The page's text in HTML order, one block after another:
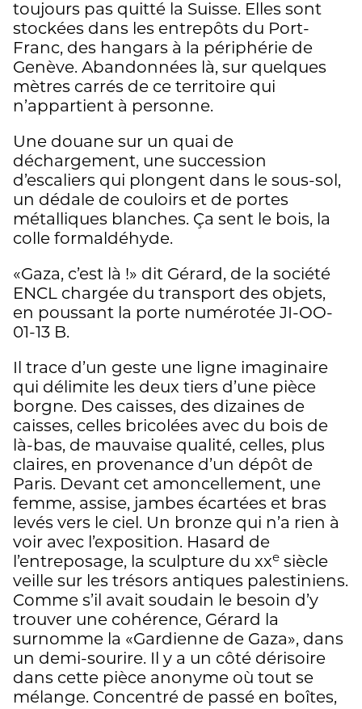
toujours pas quitté la Suisse. Elles sont
stockées dans les entrepôts du Port-
Franc, des hangars à la périphérie de
Genève. Abandonnées là, sur quelques
mètres carrés de ce territoire qui
n’appartient à personne.
Une douane sur un quai de
déchargement, une succession
d’escaliers qui plongent dans le sous-sol,
un dédale de couloirs et de portes
métalliques blanches. Ça sent le bois, la
colle formaldéhyde.
«Gaza, c’est là !» dit Gérard, de la société
ENCL chargée du transport des objets,
en poussant la porte numérotée JI-OO-
01-13 B.
Il trace d’un geste une ligne imaginaire
qui délimite les deux tiers d’une pièce
borgne. Des caisses, des dizaines de
caisses, celles bricolées avec du bois de
là-bas, de mauvaise qualité, celles, plus
claires, en provenance d’un dépôt de
Paris. Devant cet amoncellement, une
femme, assise, jambes écartées et bras
levés vers le ciel. Un bronze qui n’a rien à
voir avec l’exposition. Hasard de
l’entreposage, la sculpture du xxe siècle
veille sur les trésors antiques palestiniens.
Comme s’il avait soudain le besoin d’y
trouver une cohérence, Gérard la
surnomme la «Gardienne de Gaza», dans
un demi-sourire. Il y a un côté dérisoire
dans cette pièce anonyme où tout se
mélange. Concentré de passé en boîtes,